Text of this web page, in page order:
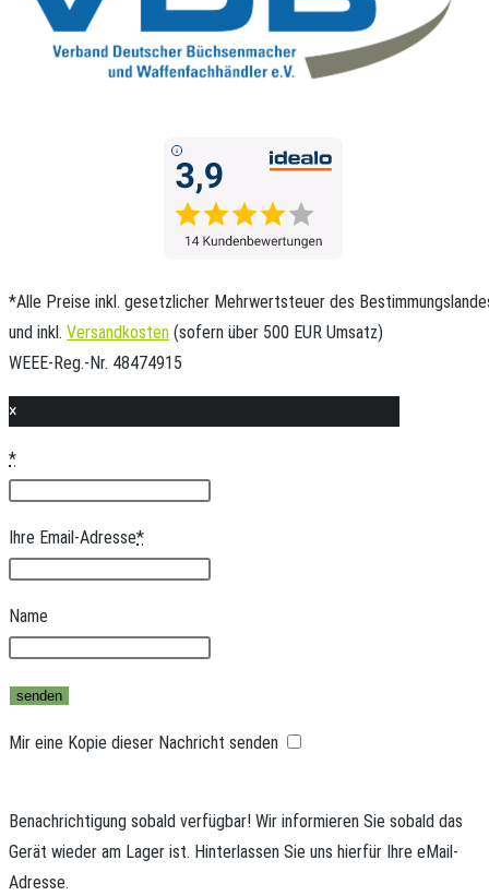
*Alle Preise inkl. gesetzlicher Mehrwertsteuer des
und inkl. Versandkosten (sofern über 500 EUR Umsatz)
WEEE-Reg.-Nr. 48474915
×
*
Ihre Email-Adresse*
Name
Mir eine Kopie dieser Nachricht senden
Benachrichtigung sobald verfügbar! Wir informieren Sie sobald das
Gerät wieder am Lager ist. Hinterlassen Sie uns hierfür Ihre eMail-
Adresse.